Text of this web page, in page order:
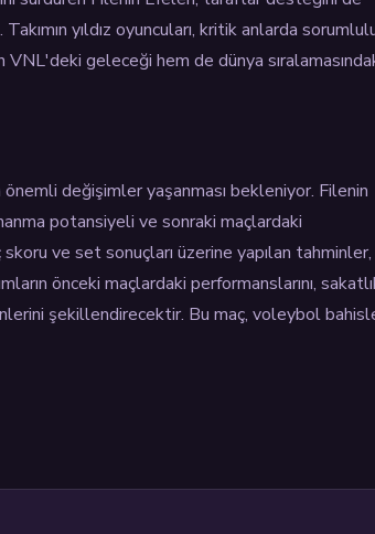
yıldız oyuncuları, kritik anlarda
VNL'deki geleceği hem de dünya
değişimler yaşanması bekleniyor. Filenin
potansiyeli ve sonraki maçlardaki
ve set sonuçları üzerine yapılan tahminler,
önceki maçlardaki performanslarını,
şekillendirecektir. Bu maç, voleybol